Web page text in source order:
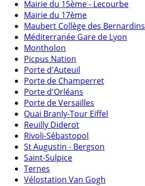
Mairie du 15ème - Lecourbe
Mairie du 17ème
Maubert Collège des Bernardins
Méditerranée Gare de Lyon
Montholon
Picpus Nation
Porte d'Auteuil
Porte de Champerret
Porte d'Orléans
Porte de Versailles
Quai Branly-Tour Eiffel
Reuilly Diderot
Rivoli-Sébastopol
St Augustin - Bergson
Saint-Sulpice
Ternes
Vélostation Van Gogh